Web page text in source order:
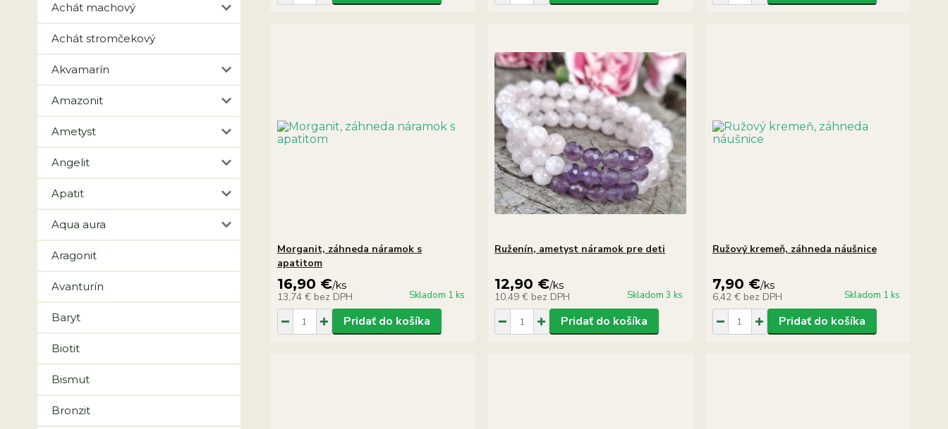
Achát machový
Achát stromčekový
Akvamarín
Amazonit
Ametyst
Angelit
Apatit
Aqua aura
Aragonit
Avanturín
Baryt
Biotit
Bismut
Bronzit
Morganit, záhneda náramok s
apatitom
16,90 €/ks
13,74 € bez DPH Skladom 1 ks
Pridať do košíka
Ruženín, ametyst náramok pre deti
12,90 €/ks
10,49 € bez DPH Skladom 3 ks
Pridať do košíka
Ružový kremeň, záhneda náušnice
7,90 €/ks
6,42 € bez DPH Skladom 1 ks
Pridať do košíka